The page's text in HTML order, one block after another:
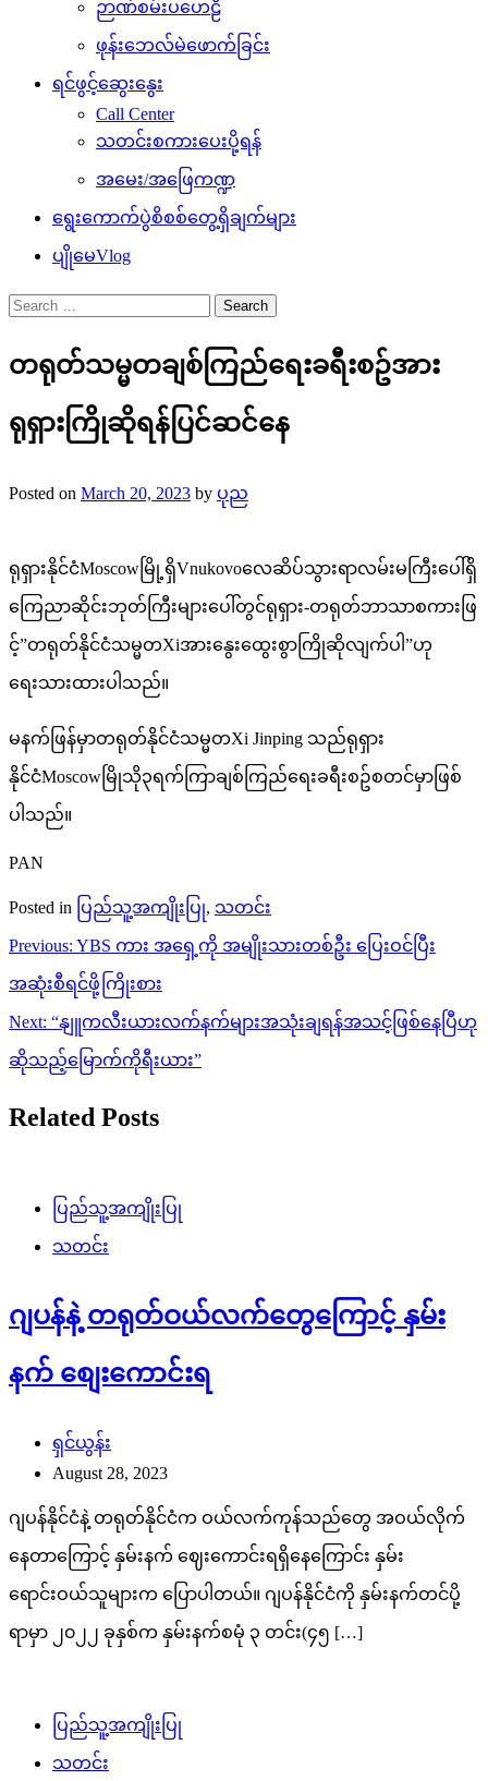
ဉာဏ်စမ်းပဟေဠိ
ဖုန်းဘေလ်မဲဖောက်ခြင်း
ရင်ဖွင့်ဆွေးနွေး
Call Center
သတင်းစကားပေးပို့ရန်
အမေး/အဖြေကဏ္ဍ
ရွေးကောက်ပွဲစိစစ်တွေ့ရှိချက်များ
ပျိုမေVlog
Search
for:
တရုတ်သမ္မတချစ်ကြည်ရေးခရီးစဥ်အား
ရုရှားကြိုဆိုရန်ပြင်ဆင်နေ
Posted on March 20, 2023 by ပုည
ရုရှားနိုင်ငံMoscowမြို့ရှိVnukovoလေဆိပ်သွားရာလမ်းမကြီးပေါ်ရှိ
ကြေညာဆိုင်းဘုတ်ကြီးများပေါ်တွင်ရုရှား-တရုတ်ဘာသာစကားဖြ
င့်”တရုတ်နိုင်ငံသမ္မတXiအားနွေးထွေးစွာကြိုဆိုလျက်ပါ”ဟု
ရေးသားထားပါသည်။
မနက်ဖြန်မှာတရုတ်နိုင်ငံသမ္မတXi Jinping သည်ရုရှား
နိုင်ငံMoscowမြိုသို၃ရက်ကြာချစ်ကြည်ရေးခရီးစဥ်စတင်မှာဖြစ်
ပါသည်။
PAN
Posted in ပြည်သူ့အကျိုးပြု, သတင်း
Post
navigation
Previous: YBS ကား အရှေ့ကို အမျိုးသားတစ်ဦး ပြေးဝင်ပြီး
အဆုံးစီရင်ဖို့ကြိုးစား
Next: “နျူကလီးယားလက်နက်များအသုံးချရန်အသင့်ဖြစ်နေပြီဟု
ဆိုသည့်မြောက်ကိုရီးယား”
Related Posts
ပြည်သူ့အကျိုးပြု
သတင်း
ဂျပန်နဲ့ တရုတ်ဝယ်လက်တွေကြောင့် နှမ်း
နက် စျေးကောင်းရ
ရှင်ယွန်း
August 28, 2023
ဂျပန်နိုင်ငံနဲ့ တရုတ်နိုင်ငံက ဝယ်လက်ကုန်သည်တွေ အဝယ်လိုက်
နေတာကြောင့် နှမ်းနက် ဈေးကောင်းရရှိနေကြောင်း နှမ်း
ရောင်းဝယ်သူများက ပြောပါတယ်။ ဂျပန်နိုင်ငံကို နှမ်းနက်တင်ပို့
ရာမှာ ၂၀၂၂ ခုနှစ်က နှမ်းနက်စမုံ ၃ တင်း(၄၅ […]
ပြည်သူ့အကျိုးပြု
သတင်း